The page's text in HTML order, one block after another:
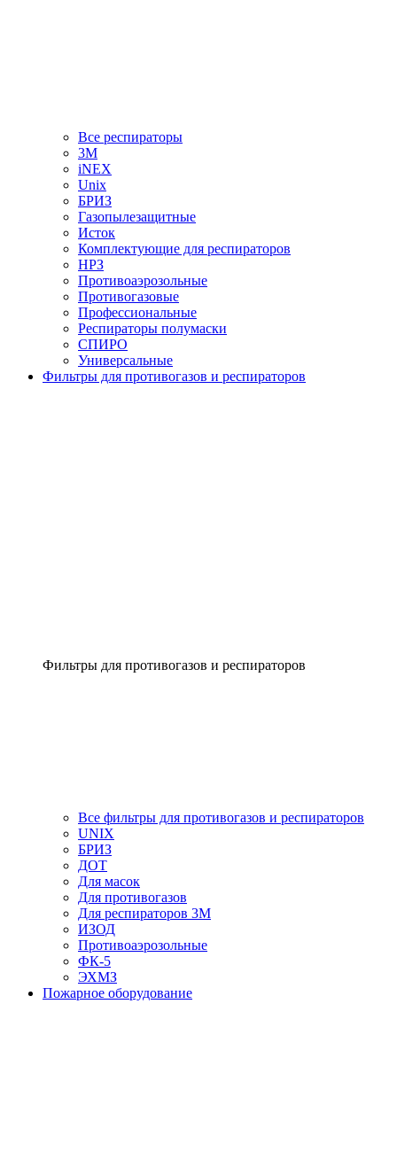
Все респираторы
3М
iNEX
Unix
БРИЗ
Газопылезащитные
Исток
Комплектующие для респираторов
НРЗ
Противоаэрозольные
Противогазовые
Профессиональные
Респираторы полумаски
СПИРО
Универсальные
Фильтры для противогазов и респираторов
Фильтры для противогазов и респираторов
Все фильтры для противогазов и респираторов
UNIX
БРИЗ
ДОТ
Для масок
Для противогазов
Для респираторов 3М
ИЗОД
Противоаэрозольные
ФК-5
ЭХМЗ
Пожарное оборудование